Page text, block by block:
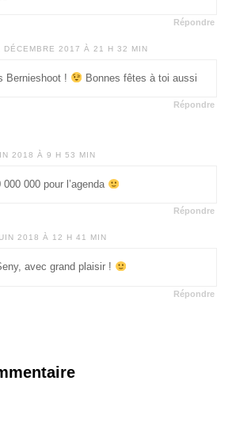
Répondre
DÉCEMBRE 2017 À 21 H 32 MIN
Bernieshoot ! Bonnes fêtes à toi aussi
Répondre
2018 À 9 H 53 MIN
000 000 pour l’agenda
Répondre
2018 À 12 H 41 MIN
avec grand plaisir !
Répondre